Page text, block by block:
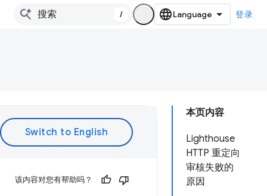
/ 登录
本页内容
Lighthouse
HTTP 重定向
审核失败的
原因
该内容对您有帮助吗？